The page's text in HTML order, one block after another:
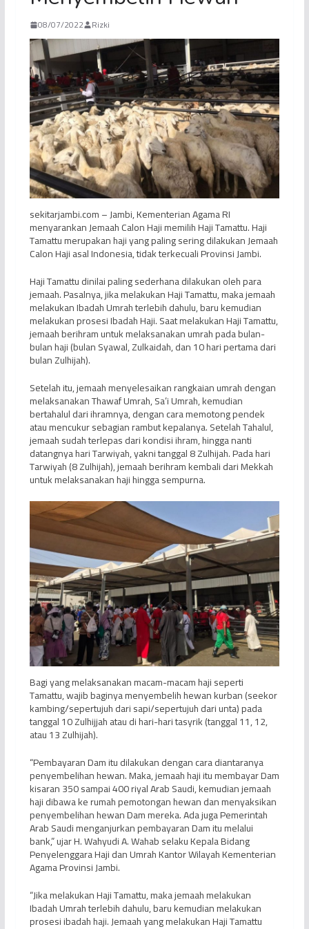
08/07/2022 Rizki
sekitarjambi.com – Jambi, Kementerian Agama RI
menyarankan Jemaah Calon Haji memilih Haji Tamattu. Haji
Tamattu merupakan haji yang paling sering dilakukan Jemaah
Calon Haji asal Indonesia, tidak terkecuali Provinsi Jambi.
Haji Tamattu dinilai paling sederhana dilakukan oleh para
jemaah. Pasalnya, jika melakukan Haji Tamattu, maka jemaah
melakukan Ibadah Umrah terlebih dahulu, baru kemudian
melakukan prosesi Ibadah Haji. Saat melakukan Haji Tamattu,
jemaah berihram untuk melaksanakan umrah pada bulan-
bulan haji (bulan Syawal, Zulkaidah, dan 10 hari pertama dari
bulan Zulhijah).
Setelah itu, jemaah menyelesaikan rangkaian umrah dengan
melaksanakan Thawaf Umrah, Sa’i Umrah, kemudian
bertahalul dari ihramnya, dengan cara memotong pendek
atau mencukur sebagian rambut kepalanya. Setelah Tahalul,
jemaah sudah terlepas dari kondisi ihram, hingga nanti
datangnya hari Tarwiyah, yakni tanggal 8 Zulhijah. Pada hari
Tarwiyah (8 Zulhijah), jemaah berihram kembali dari Mekkah
untuk melaksanakan haji hingga sempurna.
Bagi yang melaksanakan macam-macam haji seperti
Tamattu, wajib baginya menyembelih hewan kurban (seekor
kambing/sepertujuh dari sapi/sepertujuh dari unta) pada
tanggal 10 Zulhijjah atau di hari-hari tasyrik (tanggal 11, 12,
atau 13 Zulhijah).
“Pembayaran Dam itu dilakukan dengan cara diantaranya
penyembelihan hewan. Maka, jemaah haji itu membayar Dam
kisaran 350 sampai 400 riyal Arab Saudi, kemudian jemaah
haji dibawa ke rumah pemotongan hewan dan menyaksikan
penyembelihan hewan Dam mereka. Ada juga Pemerintah
Arab Saudi menganjurkan pembayaran Dam itu melalui
bank,” ujar H. Wahyudi A. Wahab selaku Kepala Bidang
Penyelenggara Haji dan Umrah Kantor Wilayah Kementerian
Agama Provinsi Jambi.
“Jika melakukan Haji Tamattu, maka jemaah melakukan
Ibadah Umrah terlebih dahulu, baru kemudian melakukan
prosesi ibadah haji. Jemaah yang melakukan Haji Tamattu